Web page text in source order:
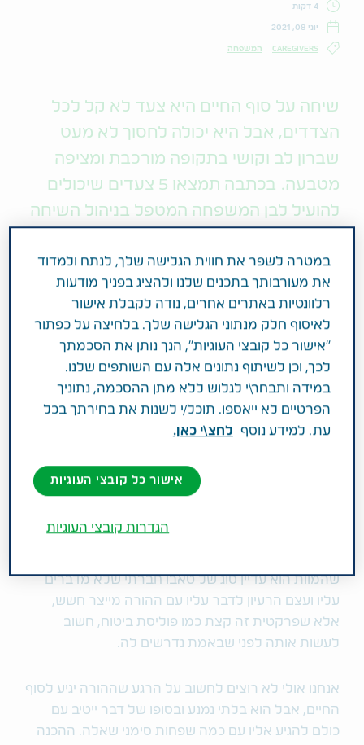
4 דקות
יוני 08, 2021
CAREGIVERS המשפחה
שיחה על סוף החיים היא צעד לא קל לכל
הצדדים, אבל היא יכולה לחסוך לא מעט
שברון לב וקושי בתקופה מורכבת ומציפה
מטבעה. בכתבה תמצאו 5 צעדים שיכולים
להועיל לבן המשפחה המטפל בניהול השיחה
לא מעט בני משפחה מטפלים מכירים את התחושה
המייסרת כשהם נדרשים לחשוב על השאלה מה יקירם
היה רוצה, בעוד הוא אינו יכול לענות. אחת הסיבות לזה
היא העדר היערכות לסוגיית סוף החיים שעלולה במקרים
מסוימים לייצר סכסוכים משפחתיים מורכבים דווקא
כשההורה בערוב ימיו או חלילה כבר אינו בין החיים.
היערכות לסוף החיים באמצעות המסמכים המתאימים
חיונית לכל הצדדים המעורבים, עם זאת לא מעט עכבות
מונעות לפעמים את קיום השיחה על היערכות לסוף
שיחה עם ההורים על המוות עלולה להיתפס כמו משימה
אחרות על נושאים לא פשוטים בחיים, זה נכון וחשוב
שהמוות הוא עדיין סוג של טאבו חברתי שלא מדברים
עליו ועצם הרעיון לדבר עליו עם ההורה מייצר חשש,
אלא שפרקטית זה קצת כמו פוליסת ביטוח, חשוב
לעשות אותה לפני שבאמת נדרשים לה.
אנחנו אולי לא רוצים לחשוב על הרגע שההורה יגיע לסוף
החיים, אבל הוא בלתי נמנע ובסופו של דבר ייטיב עם
כולם להגיע אליו עם כמה שפחות סימני שאלה. ההכנה
במטרה לשפר את חווית הגלישה שלך, לנתח ולמדוד
את מעורבותך בתכנים שלנו ולהציג בפניך מודעות
רלוונטיות באתרים אחרים, נודה לקבלת אישור
לאיסוף חלק מנתוני הגלישה שלך. בלחיצה על כפתור
"אישור כל קובצי העוגיות", הנך נותן את הסכמתך
לכך, וכן לשיתוף נתונים אלה עם השותפים שלנו.
במידה ותבחר\י לגלוש ללא מתן ההסכמה, נתוניך
הפרטיים לא ייאספו. תוכל/י לשנות את בחירתך בכל
עת. למידע נוסף
לחצ\י כאן.
אישור כל קובצי העוגיות
הגדרות קובצי העוגיות